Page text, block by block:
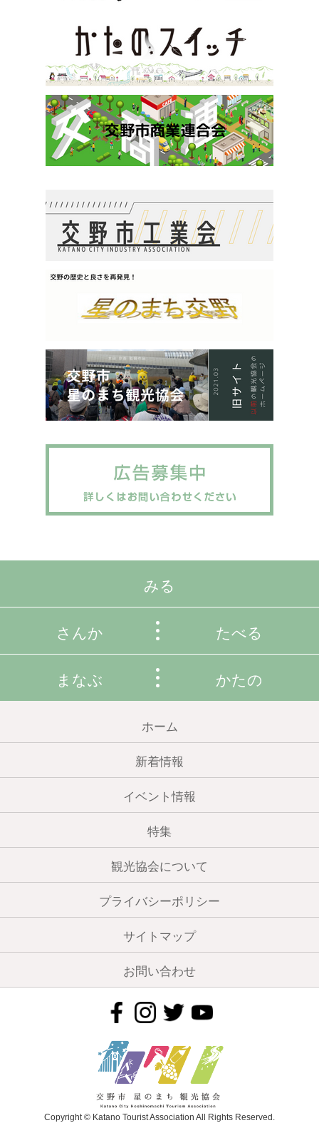
みる
さんか たべる
まなぶ かたの
ホーム
新着情報
イベント情報
特集
観光協会について
プライバシーポリシー
サイトマップ
お問い合わせ
Copyright © Katano Tourist Association All Rights Reserved.